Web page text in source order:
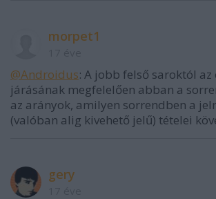
morpet1
@Androidus: A jobb felső saroktól
járásának megfelelően abban a
az arányok, amilyen sorrendben a
(valóban alig kivehető jelű) tételei
gery